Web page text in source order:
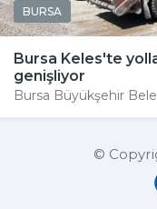
BURSA
Bursa Keles'te
genişliyor
Bursa Büyükşehir
©